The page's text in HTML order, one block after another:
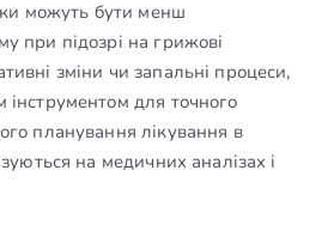
можуть бути менш
при підозрі на грижові
зміни чи запальні процеси,
для точного
планування лікування в
на медичних аналізах і